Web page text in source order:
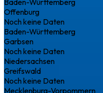
Offenburg
Noch keine Daten
Baden-Württemberg
Garbsen
Noch keine Daten
Niedersachsen
Greifswald
Noch keine Daten
Mecklenburg-Vorpommern